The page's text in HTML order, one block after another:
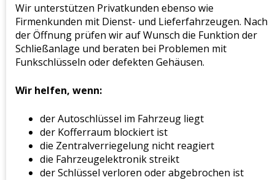
Wir unterstützen Privatkunden ebenso wie
Firmenkunden mit Dienst- und Lieferfahrzeugen. Nach
der Öffnung prüfen wir auf Wunsch die Funktion der
Schließanlage und beraten bei Problemen mit
Funkschlüsseln oder defekten Gehäusen.
Wir helfen, wenn:
der Autoschlüssel im Fahrzeug liegt
der Kofferraum blockiert ist
die Zentralverriegelung nicht reagiert
die Fahrzeugelektronik streikt
der Schlüssel verloren oder abgebrochen ist